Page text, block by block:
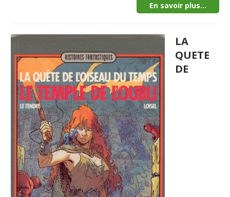
En savoir plus...
LA
QUETE
DE